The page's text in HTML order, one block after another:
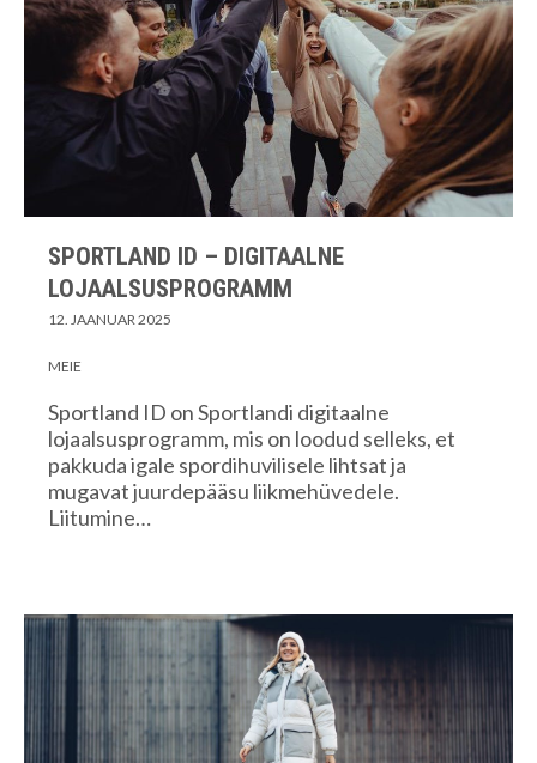
SPORTLAND ID – DIGITAALNE
LOJAALSUSPROGRAMM
12. JAANUAR 2025
MEIE
Sportland ID on Sportlandi digitaalne
lojaalsusprogramm, mis on loodud selleks, et
pakkuda igale spordihuvilisele lihtsat ja
mugavat juurdepääsu liikmehüvedele.
Liitumine…